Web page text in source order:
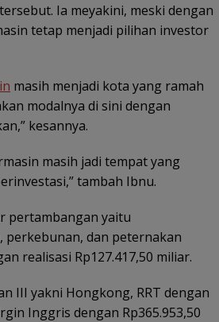
Ia meyakini, meski dengan
tetap menjadi pilihan investor
masih menjadi kota yang ramah
modalnya di sini dengan
kesannya.
masih jadi tempat yang
tambah Ibnu.
pertambangan yaitu
perkebunan, dan peternakan
realisasi Rp127.417,50 miliar.
III yakni Hongkong, RRT dengan
Inggris dengan Rp365.953,50